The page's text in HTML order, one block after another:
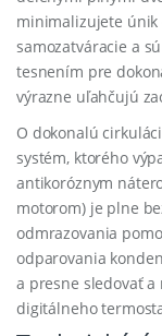
minimalizujete
samozatváracie a
tesnením pre
výrazne uľahčujú
O dokonalú
systém, ktorého
antikoróznym
motorom) je plne
odmrazovania
odparovania
a presne sledovať
digitálneho